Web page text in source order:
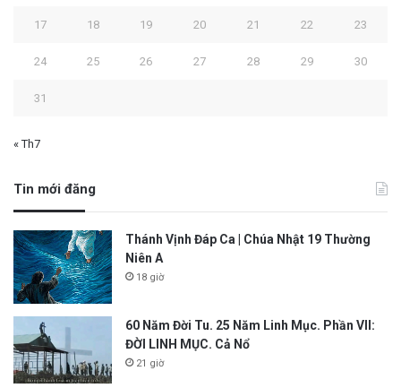
17 18 19 20 21 22 23
24 25 26 27 28 29 30
31
« Th7
Tin mới đăng
Thánh Vịnh Đáp Ca | Chúa Nhật 19 Thường
Niên A
18 giờ
60 Năm Đời Tu. 25 Năm Linh Mục. Phần VII:
ĐỜI LINH MỤC. Cả Nổ
21 giờ